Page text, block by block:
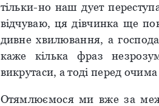
тільки-но наш дует
відчуваю, ця дівчинка ще
дивне хвилювання, а
каже кілька фраз
викрутаси, а тоді перед очима
Отямлюємося ми вже за